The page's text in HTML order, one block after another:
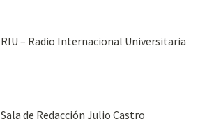
RIU – Radio Internacional Universitaria
Sala de Redacción Julio Castro